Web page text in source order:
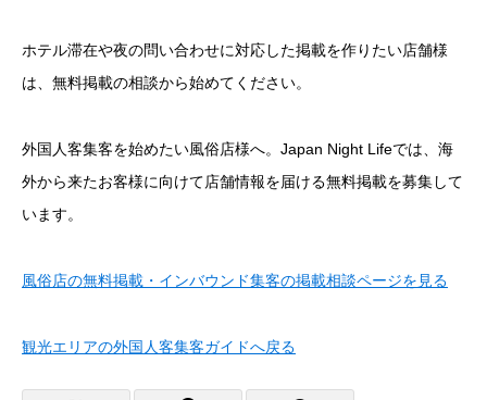
ホテル滞在や夜の問い合わせに対応した掲載を作りたい店舗様
は、無料掲載の相談から始めてください。
外国人客集客を始めたい風俗店様へ。Japan Night Lifeでは、海
外から来たお客様に向けて店舗情報を届ける無料掲載を募集して
います。
風俗店の無料掲載・インバウンド集客の掲載相談ページを見る
観光エリアの外国人客集客ガイドへ戻る